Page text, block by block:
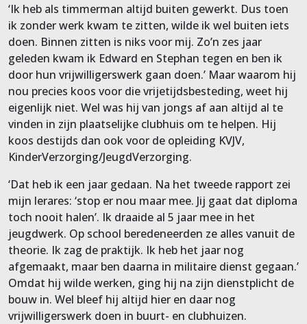
‘Ik heb als timmerman altijd buiten gewerkt. Dus toen
ik zonder werk kwam te zitten, wilde ik wel buiten iets
doen. Binnen zitten is niks voor mij. Zo’n zes jaar
geleden kwam ik Edward en Stephan tegen en ben ik
door hun vrijwilligerswerk gaan doen.’ Maar waarom hij
nou precies koos voor die vrijetijdsbesteding, weet hij
eigenlijk niet. Wel was hij van jongs af aan altijd al te
vinden in zijn plaatselijke clubhuis om te helpen. Hij
koos destijds dan ook voor de opleiding KVJV,
KinderVerzorging/JeugdVerzorging.
‘Dat heb ik een jaar gedaan. Na het tweede rapport zei
mijn lerares: ‘stop er nou maar mee. Jij gaat dat diploma
toch nooit halen’. Ik draaide al 5 jaar mee in het
jeugdwerk. Op school beredeneerden ze alles vanuit de
theorie. Ik zag de praktijk. Ik heb het jaar nog
afgemaakt, maar ben daarna in militaire dienst gegaan.’
Omdat hij wilde werken, ging hij na zijn dienstplicht de
bouw in. Wel bleef hij altijd hier en daar nog
vrijwilligerswerk doen in buurt- en clubhuizen.